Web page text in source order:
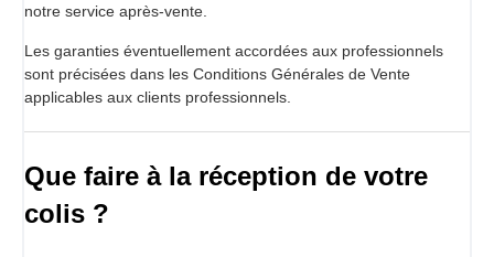
notre service après-vente.
Les garanties éventuellement accordées aux professionnels
sont précisées dans les Conditions Générales de Vente
applicables aux clients professionnels.
Que faire à la réception de votre
colis ?